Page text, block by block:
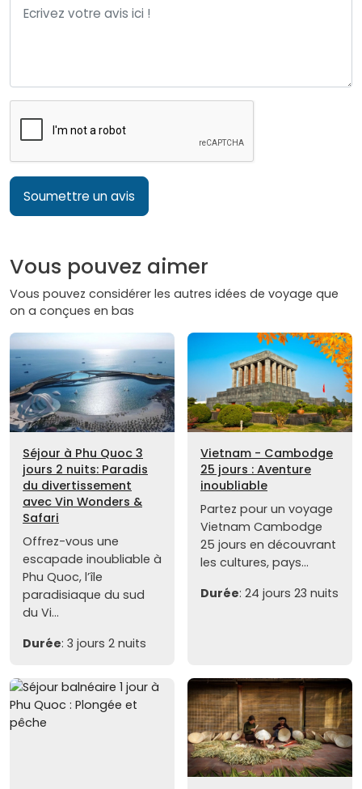
Soumettre un avis
Vous pouvez aimer
Vous pouvez considérer les autres idées de voyage que
on a conçues en bas
Séjour à Phu Quoc 3
jours 2 nuits: Paradis
du divertissement
avec Vin Wonders &
Safari
Offrez-vous une
escapade inoubliable à
Phu Quoc, l’île
paradisiaque du sud
du Vi...
Durée: 3 jours 2 nuits
Vietnam - Cambodge
25 jours : Aventure
inoubliable
Partez pour un voyage
Vietnam Cambodge
25 jours en découvrant
les cultures, pays...
Durée: 24 jours 23 nuits